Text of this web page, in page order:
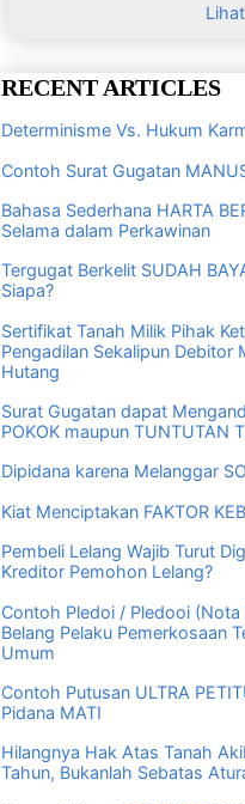
RECENT ARTICLES
Determinisme Vs. Hukum
Contoh Surat Gugatan
Bahasa Sederhana HARTA
Selama dalam Perkawinan
Tergugat Berkelit SUDAH
Siapa?
Sertifikat Tanah Milik Pihak
Pengadilan Sekalipun Debitor
Hutang
Surat Gugatan dapat
POKOK maupun TUNTUTAN
Dipidana karena Melanggar
Kiat Menciptakan FAKTOR
Pembeli Lelang Wajib Turut
Kreditor Pemohon Lelang?
Contoh Pledoi / Pledooi
Belang Pelaku Pemerkosaan
Umum
Contoh Putusan ULTRA
Pidana MATI
Hilangnya Hak Atas Tanah
Tahun, Bukanlah Sebatas